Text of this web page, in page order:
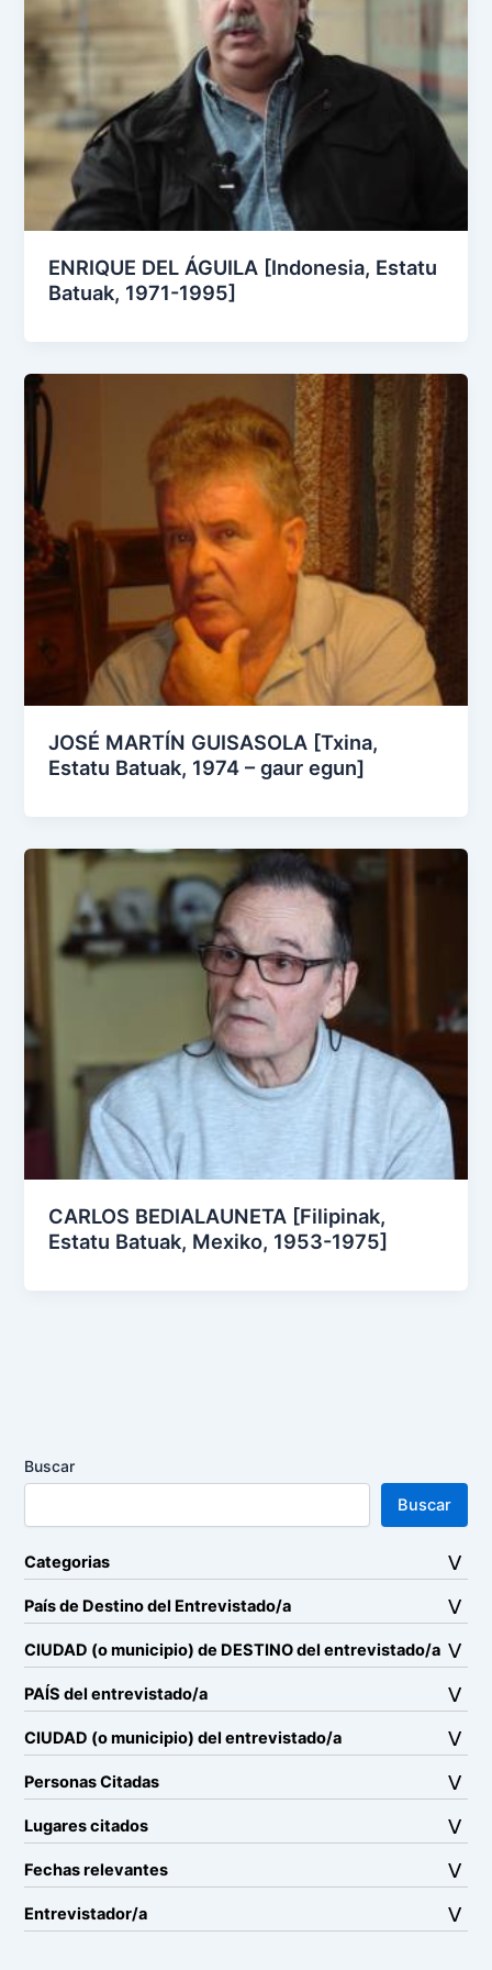
ENRIQUE DEL ÁGUILA [Indonesia, Estatu
Batuak, 1971-1995]
JOSÉ MARTÍN GUISASOLA [Txina,
Estatu Batuak, 1974 – gaur egun]
CARLOS BEDIALAUNETA [Filipinak,
Estatu Batuak, Mexiko, 1953-1975]
Buscar
Buscar
Categorias
País de Destino del Entrevistado/a
CIUDAD (o municipio) de DESTINO del entrevistado/a
PAÍS del entrevistado/a
CIUDAD (o municipio) del entrevistado/a
Personas Citadas
Lugares citados
Fechas relevantes
Entrevistador/a